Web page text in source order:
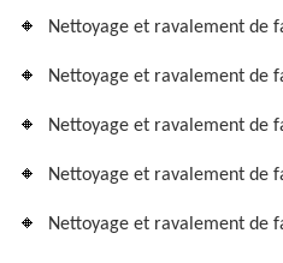
Nettoyage et ravalement de
Nettoyage et ravalement de
Nettoyage et ravalement de
Nettoyage et ravalement de
Nettoyage et ravalement de